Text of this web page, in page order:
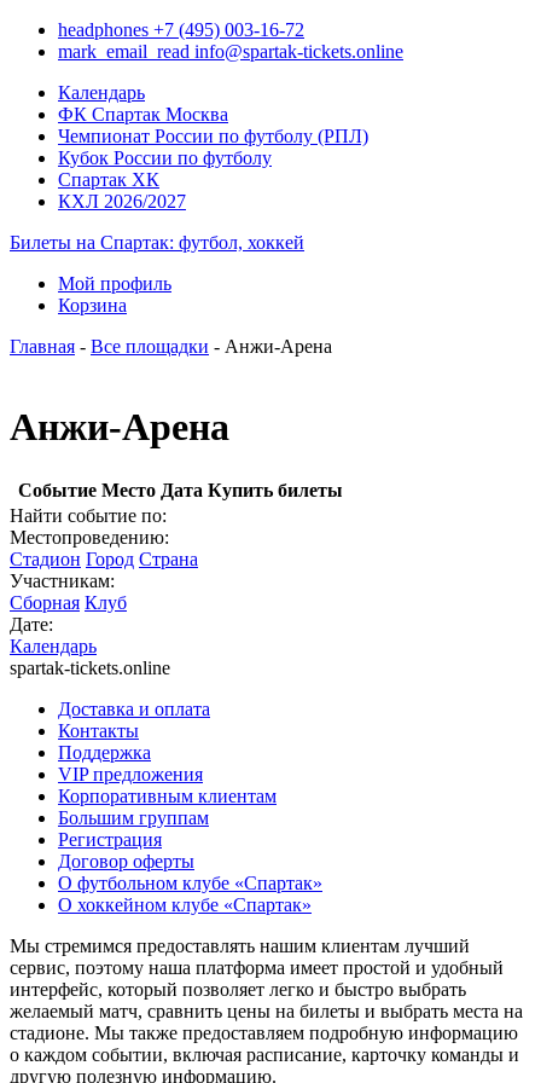
headphones +7 (495) 003-16-72
mark_email_read info@spartak-tickets.online
Календарь
ФК Спартак Москва
Чемпионат России по футболу (РПЛ)
Кубок России по футболу
Спартак ХК
КХЛ 2026/2027
Билеты на Спартак: футбол, хоккей
Мой профиль
Корзина
Главная - Все площадки - Анжи-Арена
Анжи-Арена
Событие Место Дата Купить билеты
Найти событие по:
Местопроведению:
Стадион Город Страна
Участникам:
Сборная Клуб
Дате:
Календарь
spartak-tickets.online
Доставка и оплата
Контакты
Поддержка
VIP предложения
Корпоративным клиентам
Большим группам
Регистрация
Договор оферты
О футбольном клубе «Спартак»
О хоккейном клубе «Спартак»
Мы стремимся предоставлять нашим клиентам лучший
сервис, поэтому наша платформа имеет простой и удобный
интерфейс, который позволяет легко и быстро выбрать
желаемый матч, сравнить цены на билеты и выбрать места на
стадионе. Мы также предоставляем подробную информацию
о каждом событии, включая расписание, карточку команды и
другую полезную информацию.